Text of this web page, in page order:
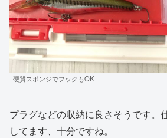
硬質スポンジでフックもOK
プラグなどの収納に良さそうです。
してます、十分ですね。